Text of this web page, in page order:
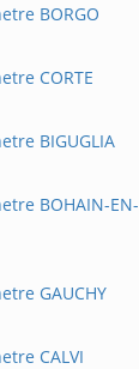
BORGO
CORTE
BIGUGLIA
BOHAIN-EN-
GAUCHY
CALVI